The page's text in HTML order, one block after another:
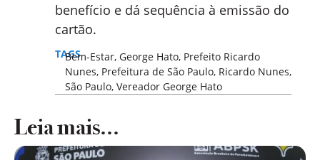
benefício e dá sequência à emissão do
cartão.
TAGS
Bem-Estar, George Hato, Prefeito Ricardo
Nunes, Prefeitura de São Paulo, Ricardo Nunes,
São Paulo, Vereador George Hato
Leia mais...